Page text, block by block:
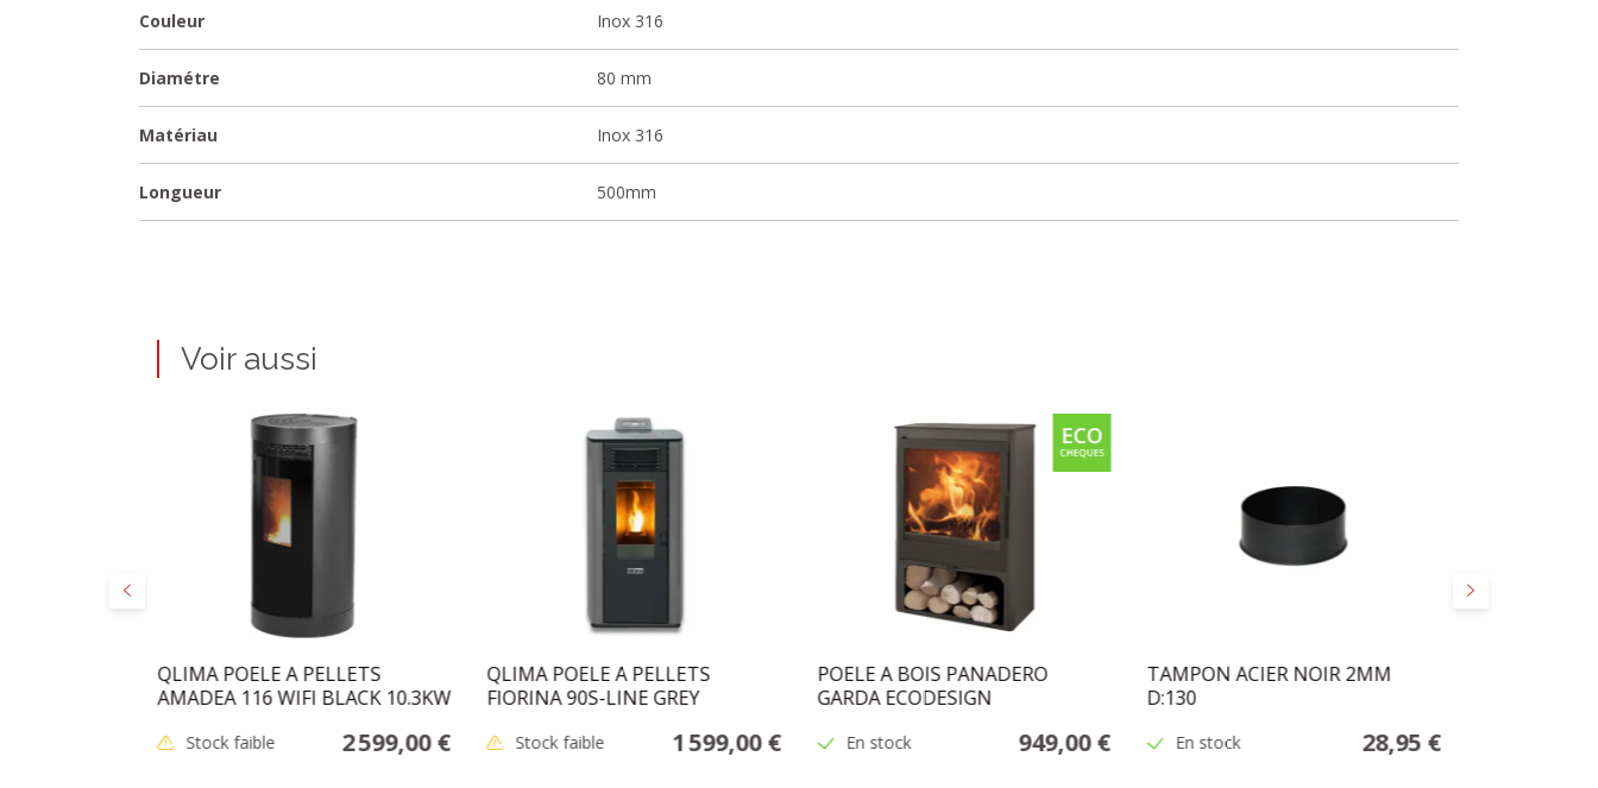
Couleur Inox 316
Diamétre 80 mm
Matériau Inox 316
Longueur 500mm
Voir aussi
Précédent Suivant
QLIMA POELE A PELLETS
AMADEA 116 WIFI BLACK 10.3KW
Stock faible 2 599,00 €
QLIMA POELE A PELLETS
FIORINA 90S-LINE GREY
Stock faible 1 599,00 €
POELE A BOIS PANADERO
GARDA ECODESIGN
En stock 949,00 €
TAMPON ACIER NOIR 2MM
D:130
En stock 28,95 €